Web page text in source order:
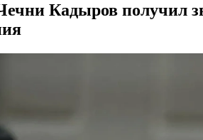
Кадыров получил